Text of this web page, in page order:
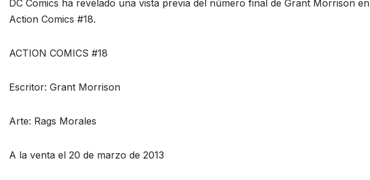
DC Comics ha revelado una vista previa del número final de Grant Morrison en
Action Comics #18.
ACTION COMICS #18
Escritor: Grant Morrison
Arte: Rags Morales
A la venta el 20 de marzo de 2013